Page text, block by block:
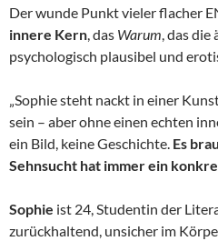
Der wunde Punkt vieler flacher
innere Kern, das Warum, das
psychologisch plausibel und
„Sophie steht nackt in einer
sein – aber ohne einen echten
ein Bild, keine Geschichte. Es
Sehnsucht hat immer ein
Sophie ist 24, Studentin der
zurückhaltend, unsicher im